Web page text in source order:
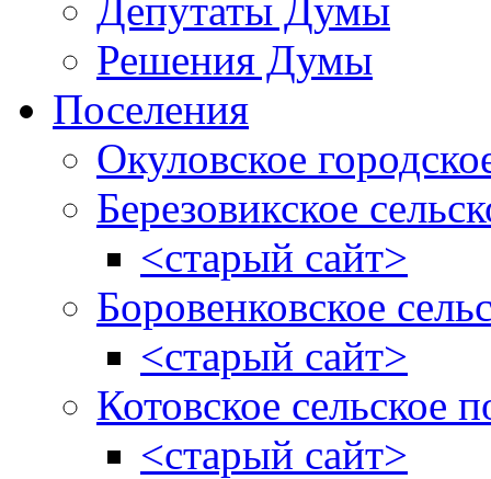
Депутаты Думы
Решения Думы
Поселения
Окуловское
Березовикское
<старый сайт>
Боровенковское
<старый сайт>
Котовское сельское
<старый сайт>